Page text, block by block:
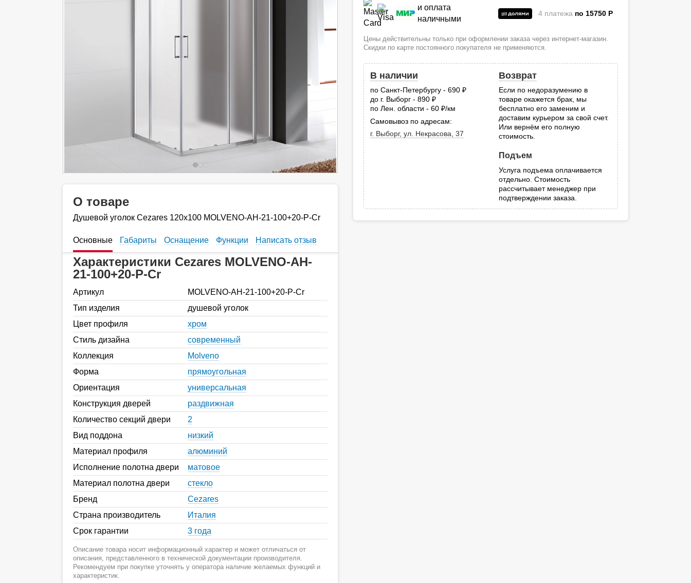
и оплата
наличными
4 платежа по 15750 P
Цены действительны только при оформлении заказа через интернет-магазин.
Скидки по карте постоянного покупателя не применяются.
В наличии
по Санкт-Петербургу - 690
до г. Выборг - 890
по Лен. области - 60
руб.
/км
Самовывоз по адресам:
г. Выборг, ул. Некрасова, 37
Возврат
Если по недоразумению в
товаре окажется брак, мы
бесплатно его заменим и
доставим курьером за свой счет.
Или вернём его полную
стоимость.
Подъем
Услуга подъема оплачивается
отдельно. Стоимость
рассчитывает менеджер при
подтверждении заказа.
О товаре
Душевой уголок Cezares 120х100 MOLVENO-AH-21-100+20-P-Cr
Основные Габариты Оснащение Функции Написать отзыв
Характеристики Cezares MOLVENO-AH-
21-100+20-P-Cr
Артикул
MOLVENO-AH-21-100+20-P-Cr
Тип изделия
душевой уголок
Цвет профиля
хром
Стиль дизайна
современный
Коллекция
Molveno
Форма
прямоугольная
Ориентация
универсальная
Конструкция дверей
раздвижная
Количество секций двери
2
Вид поддона
низкий
Материал профиля
алюминий
Исполнение полотна двери
матовое
Материал полотна двери
стекло
Бренд
Cezares
Страна производитель
Италия
Срок гарантии
3 года
Описание товара носит информационный характер и может отличаться от
описания, представленного в технической документации производителя.
Рекомендуем при покупке уточнять у оператора наличие желаемых функций и
характеристик.